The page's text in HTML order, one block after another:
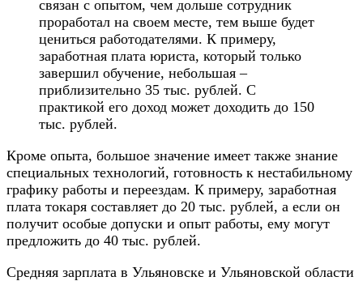
связан с опытом, чем дольше сотрудник
проработал на своем месте, тем выше будет
цениться работодателями. К примеру,
заработная плата юриста, который только
завершил обучение, небольшая –
приблизительно 35 тыс. рублей. С
практикой его доход может доходить до 150
тыс. рублей.
Кроме опыта, большое значение имеет также знание
специальных технологий, готовность к нестабильному
графику работы и переездам. К примеру, заработная
плата токаря составляет до 20 тыс. рублей, а если он
получит особые допуски и опыт работы, ему могут
предложить до 40 тыс. рублей.
Средняя зарплата в Ульяновске и Ульяновской области